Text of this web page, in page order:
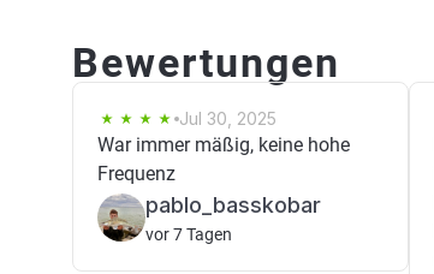
Bewertungen
Jul 30, 2025
War immer mäßig, keine hohe
Frequenz
pablo_basskobar
vor 7 Tagen